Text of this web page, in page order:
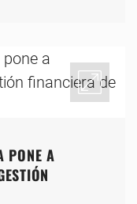
PONE A